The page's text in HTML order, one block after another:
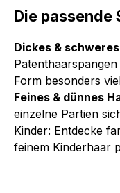
Die passende
Dickes &
Form besonders
Feines & dünnes
einzelne Partien
Kinder: Entdecke
feinem Kinderhaar